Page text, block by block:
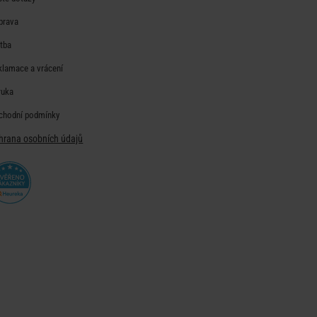
a vrácení
podmínky
osobních údajů